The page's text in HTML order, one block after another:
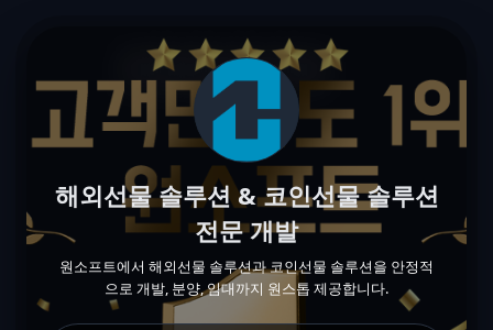
해외선물 솔루션 & 코인선물 솔루션
전문 개발
원소프트에서 해외선물 솔루션과 코인선물 솔루션을 안정적
으로 개발, 분양, 임대까지 원스톱 제공합니다.